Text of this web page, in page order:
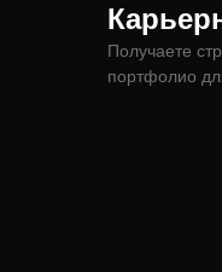
Получаете
портфолио